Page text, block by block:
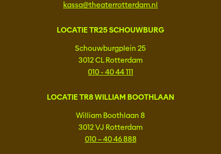
kassa@theaterrotterdam.nl
LOCATIE TR25 SCHOUWBURG
Schouwburgplein 25
3012 CL Rotterdam
010 - 40 44 111
LOCATIE TR8 WILLIAM BOOTHLAAN
William Boothlaan 8
3012 VJ Rotterdam
010 – 40 46 888